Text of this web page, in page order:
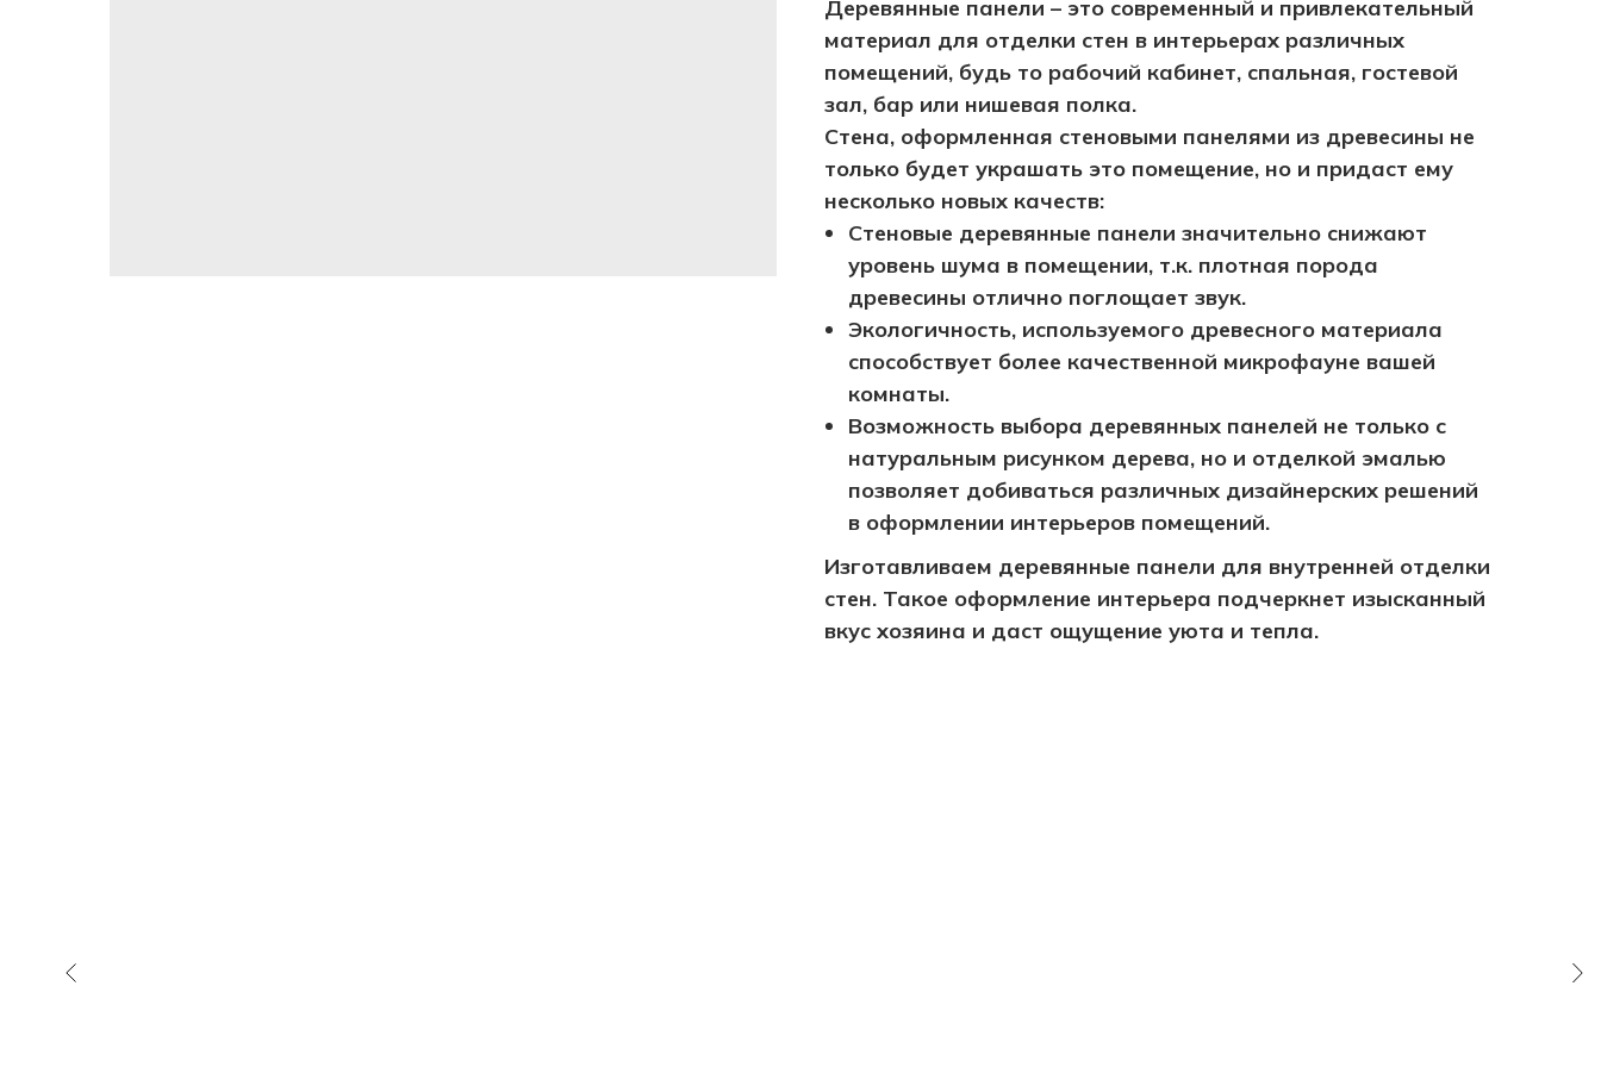
Деревянные панели – это современный и привлекательный
материал для отделки стен в интерьерах различных
помещений, будь то рабочий кабинет, спальная, гостевой
зал, бар или нишевая полка.
Стена, оформленная стеновыми панелями из древесины не
только будет украшать это помещение, но и придаст ему
несколько новых качеств:
Стеновые деревянные панели значительно снижают
уровень шума в помещении, т.к. плотная порода
древесины отлично поглощает звук.
Экологичность, используемого древесного материала
способствует более качественной микрофауне вашей
комнаты.
Возможность выбора деревянных панелей не только с
натуральным рисунком дерева, но и отделкой эмалью
позволяет добиваться различных дизайнерских решений
в оформлении интерьеров помещений.
Изготавливаем деревянные панели для внутренней отделки
стен. Такое оформление интерьера подчеркнет изысканный
вкус хозяина и даст ощущение уюта и тепла.